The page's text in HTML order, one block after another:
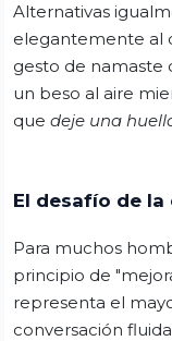
Alternativas
elegantemente al
gesto de namaste
un beso al aire
que deje una
El desafío de
Para muchos
principio de
representa el
conversación